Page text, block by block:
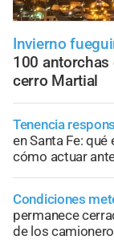
Invierno
100 antorchas
cerro Martial
Tenencia
en Santa Fe: qué
cómo actuar
Condiciones
permanece
de los